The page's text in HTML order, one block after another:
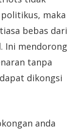
maka
bebas dari
Ini mendorong
tanpa
dikongsi
anda